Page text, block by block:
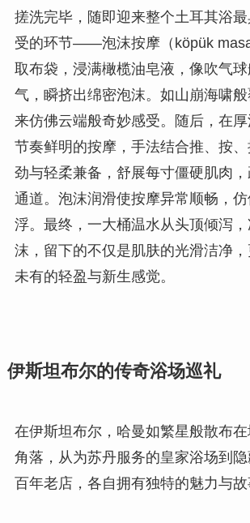
搓洗完毕，随即迎来整个土耳其浴
受的环节——泡沫按摩（köpük
取布袋，浸满橄榄油皂液，像吹气
气，瞬挤出绵密泡沫。如山崩海啸
来仿佛云端般奇妙感受。随后，在
节奏鲜明的按摩，手法结合推、按
劲与轻柔兼备，舒展每寸僵硬肌肉
通道。泡沫润滑使按摩异常顺畅，
浮。最终，一大桶温水从头顶倾泻
沫，留下的不仅是肌肤的光滑洁净
未有的轻盈与新生感觉。
伊斯坦布尔的传奇浴场巡礼
在伊斯坦布尔，哈曼如繁星般散布
角落，从为苏丹服务的皇家浴场到
百年老店，各自拥有独特的魅力与故